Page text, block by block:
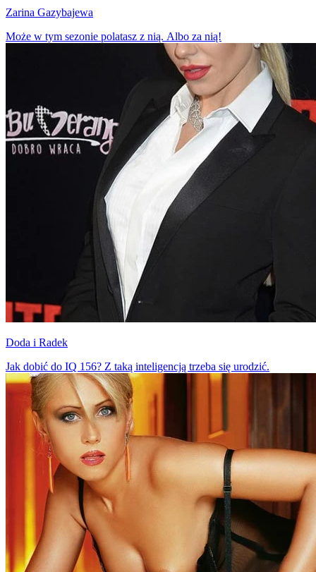
Zarina Gazybajewa
Może w tym sezonie polatasz z nią. Albo za nią!
Doda i Radek
Jak dobić do IQ 156? Z taką inteligencją trzeba się urodzić.